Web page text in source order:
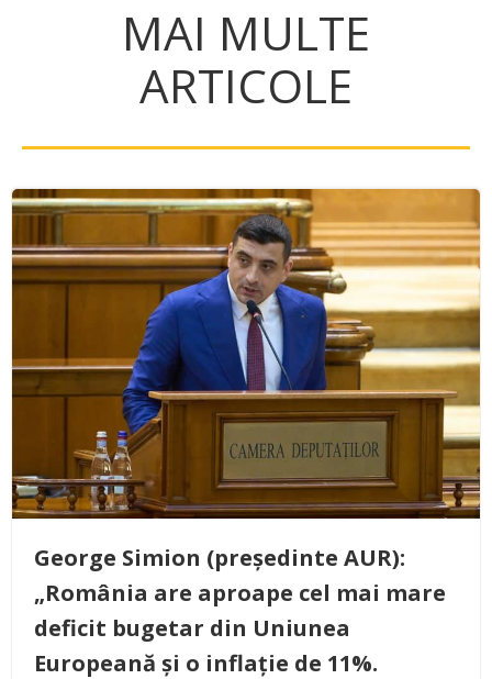
MAI MULTE
ARTICOLE
George Simion (președinte AUR):
„România are aproape cel mai mare
deficit bugetar din Uniunea
Europeană și o inflație de 11%.